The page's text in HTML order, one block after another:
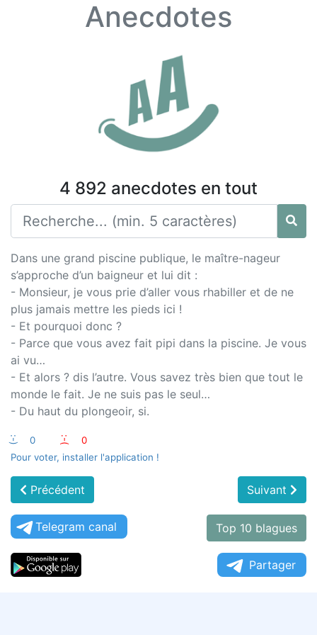
Anecdotes
4 892 anecdotes en tout
Dans une grand piscine publique, le maître-nageur
s’approche d’un baigneur et lui dit :
- Monsieur, je vous prie d’aller vous rhabiller et de ne
plus jamais mettre les pieds ici !
- Et pourquoi donc ?
- Parce que vous avez fait pipi dans la piscine. Je vous
ai vu…
- Et alors ? dis l’autre. Vous savez très bien que tout le
monde le fait. Je ne suis pas le seul…
- Du haut du plongeoir, si.
:-) 0 :-(
0
Pour voter, installer l'application !
Précédent Suivant
Telegram canal Top 10 blagues
Partager